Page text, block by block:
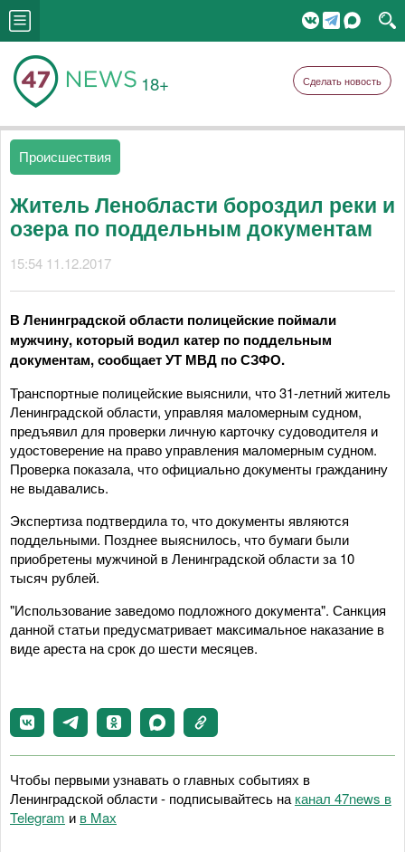
18+ Сделать новость
Происшествия
Житель Ленобласти бороздил реки и
озера по поддельным документам
15:54 11.12.2017
В Ленинградской области полицейские поймали
мужчину, который водил катер по поддельным
документам, сообщает УТ МВД по СЗФО.
Транспортные полицейские выяснили, что 31-летний житель
Ленинградской области, управляя маломерным судном,
предъявил для проверки личную карточку судоводителя и
удостоверение на право управления маломерным судном.
Проверка показала, что официально документы гражданину
не выдавались.
Экспертиза подтвердила то, что документы являются
поддельными. Позднее выяснилось, что бумаги были
приобретены мужчиной в Ленинградской области за 10
тысяч рублей.
"Использование заведомо подложного документа". Санкция
данной статьи предусматривает максимальное наказание в
виде ареста на срок до шести месяцев.
Чтобы первыми узнавать о главных событиях в
Ленинградской области - подписывайтесь на канал 47news в
Telegram и в Maх